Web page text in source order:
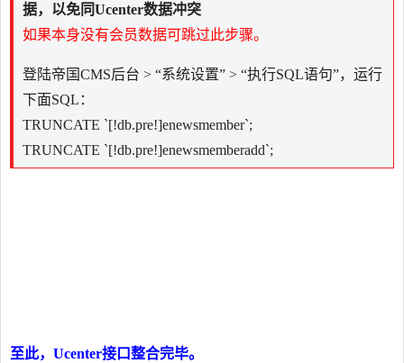
据，以免同Ucenter数据冲突
如果本身没有会员数据可跳过此步骤。
登陆帝国CMS后台 > “系统设置” > “执行SQL语句”，运行
下面SQL：
TRUNCATE `[!db.pre!]enewsmember`;
TRUNCATE `[!db.pre!]enewsmemberadd`;
至此，Ucenter接口整合完毕。